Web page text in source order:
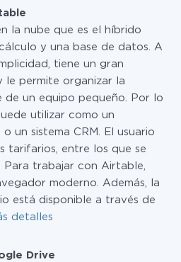
de tarifa gratuita o cambiar a
Más detalles sobre
la nube que es el híbrido
y una base de datos. A
tiene un gran
le permite organizar la
de un equipo pequeño. Por lo
utilizar como un
un sistema CRM. El usuario
tarifarios, entre los que se
trabajar con Airtable,
moderno. Además, la
está disponible a través de
detalles
Drive